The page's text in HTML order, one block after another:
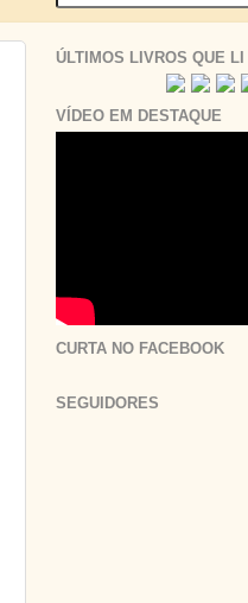
ÚLTIMOS LIVROS QUE
VÍDEO EM DESTAQUE
CURTA NO FACEBOOK
SEGUIDORES